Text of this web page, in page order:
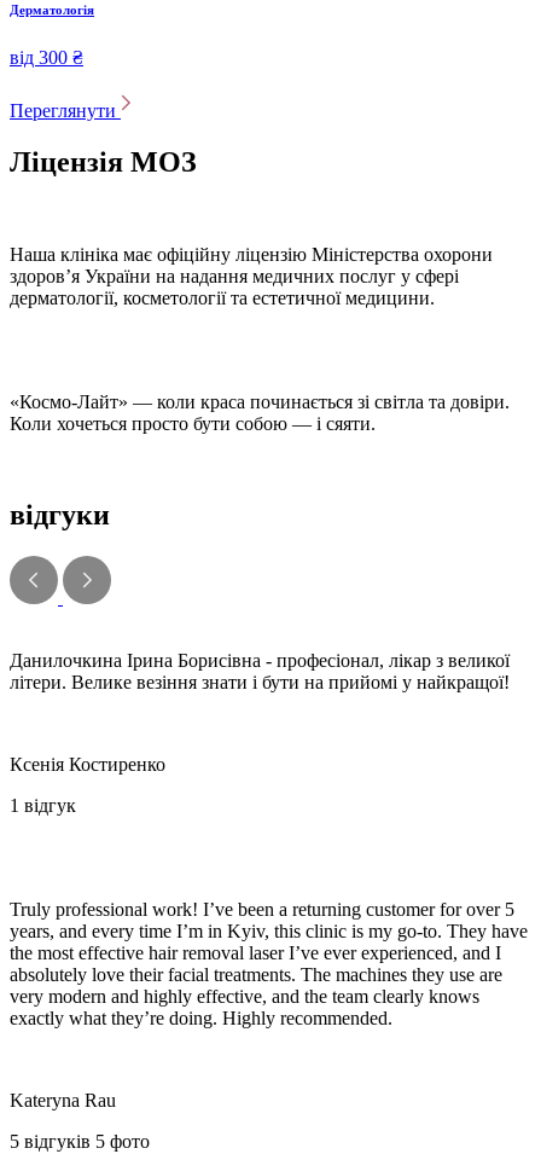
Дерматологія
від 300 ₴
Переглянути
Ліцензія МОЗ
Наша клініка має офіційну ліцензію Міністерства охорони
здоров’я України на надання медичних послуг у сфері
дерматології, косметології та естетичної медицини.
«Космо-Лайт» — коли краса починається зі світла та довіри.
Коли хочеться просто бути собою — і сяяти.
відгуки
Данилочкина Ірина Борисівна - професіонал, лікар з великої
літери. Велике везіння знати і бути на прийомі у найкращої!️
Ксенія Костиренко
1 відгук
Truly professional work! I’ve been a returning customer for over 5
years, and every time I’m in Kyiv, this clinic is my go-to. They have
the most effective hair removal laser I’ve ever experienced, and I
absolutely love their facial treatments. The machines they use are
very modern and highly effective, and the team clearly knows
exactly what they’re doing. Highly recommended.️
Kateryna Rau
5 відгуків 5 фото